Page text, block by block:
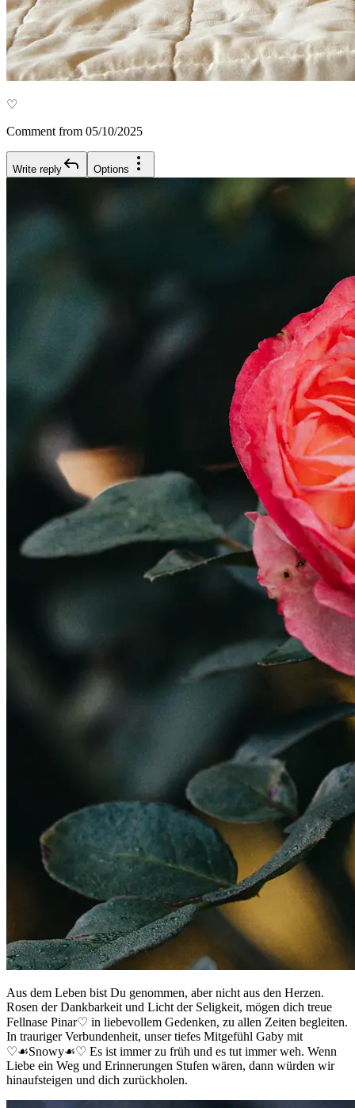
♡
Comment from 05/10/2025
Write reply Options
Aus dem Leben bist Du genommen, aber nicht aus den Herzen.
Rosen der Dankbarkeit und Licht der Seligkeit, mögen dich treue
Fellnase Pinar♡ in liebevollem Gedenken, zu allen Zeiten begleiten.
In trauriger Verbundenheit, unser tiefes Mitgefühl Gaby mit
♡☙Snowy☙♡ Es ist immer zu früh und es tut immer weh. Wenn
Liebe ein Weg und Erinnerungen Stufen wären, dann würden wir
hinaufsteigen und dich zurückholen.